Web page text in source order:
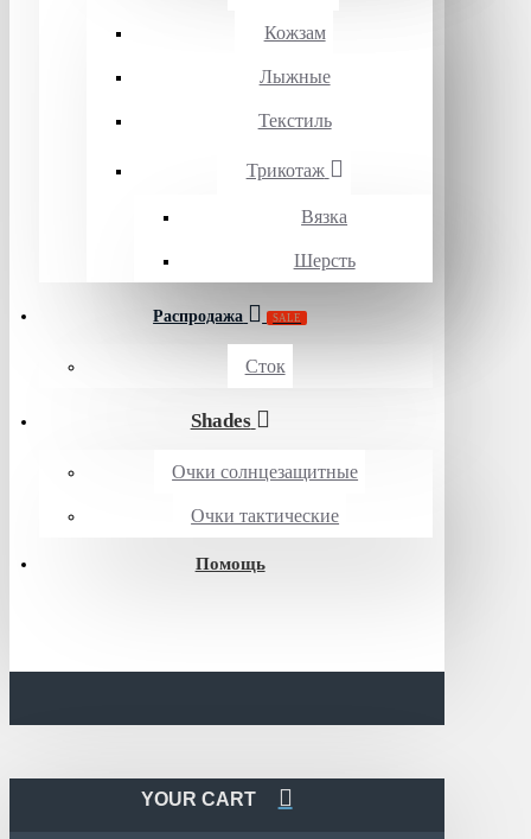
Кожзам
Лыжные
Текстиль
Трикотаж
Вязка
Шерсть
Распродажа SALE
Сток
Shades
Очки солнцезащитные
Очки тактические
Помощь
YOUR CART